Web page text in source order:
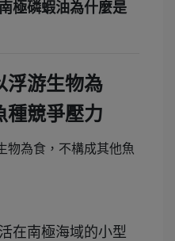
極磷蝦油為什麼是
浮游生物為
種競爭壓力
在南極海域的小型